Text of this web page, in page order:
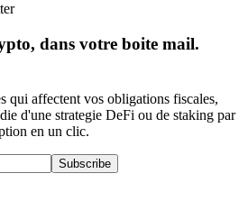
dans votre boite mail.
qui affectent vos obligations fiscales,
d'une strategie DeFi ou de staking par
en un clic.
Subscribe